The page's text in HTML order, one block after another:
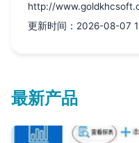
http://
更新时间：2026-08-07
最新产品